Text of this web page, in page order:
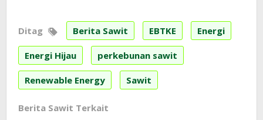
Ditag Berita Sawit EBTKE Energi
Energi Hijau perkebunan sawit
Renewable Energy Sawit
Berita Sawit Terkait